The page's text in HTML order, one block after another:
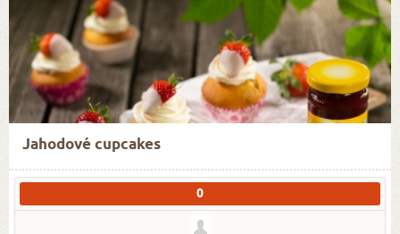
Jahodové cupcakes
0